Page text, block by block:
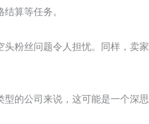
算等任务。
粉丝问题令人担忧。同样，卖家
的公司来说，这可能是一个深思